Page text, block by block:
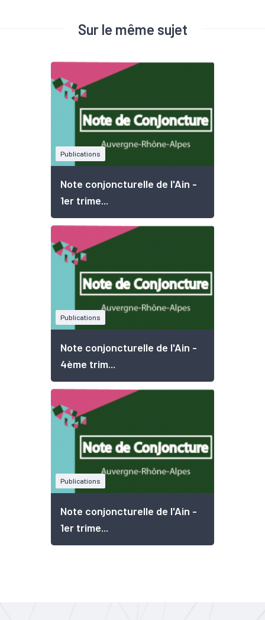
Sur le même sujet
Publications
Note conjoncturelle de l'Ain -
1er trime...
Publications
Note conjoncturelle de l'Ain -
4ème trim...
Publications
Note conjoncturelle de l'Ain -
1er trime...